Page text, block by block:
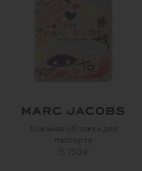
Кожаная обложка для
паспорта
15 750 ₽